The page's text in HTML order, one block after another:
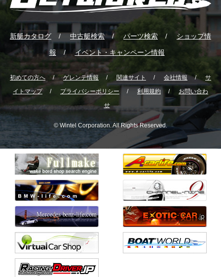
新艇カタログ 中古艇検索 パーツ検索 ショップ情
報 イベント・キャンペーン情報
初めての方へ ゲレンテ情報 関連サイト 会社情報
サ
イトマップ
プライバシーポリシー 利用規約
お問い合わ
せ
© Wintel Corporation. All Rights Reserved.